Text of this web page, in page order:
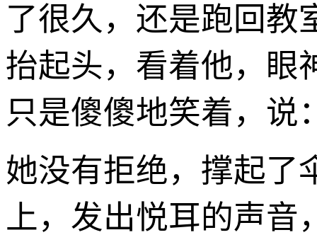
了很久，还是跑回教
抬起头，看着他，眼
只是傻傻地笑着，说
她没有拒绝，撑起了
上，发出悦耳的声音